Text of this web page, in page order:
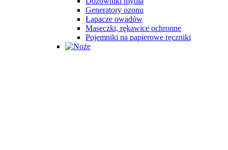
Generatory ozonu
Łapacze owadów
Maseczki, rękawice ochronne
Pojemniki na papierowe ręczniki